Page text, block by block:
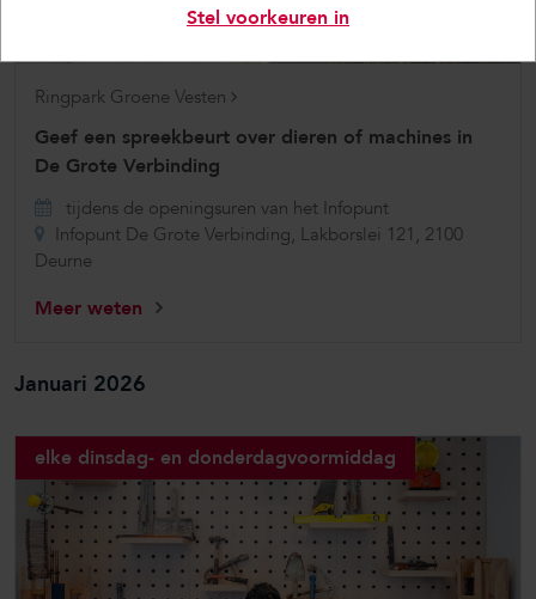
Ringpark Groene Vesten
Geef een spreekbeurt over dieren of machines in
De Grote Verbinding
tijdens de openingsuren van het Infopunt
Infopunt De Grote Verbinding, Lakborslei 121, 2100
Deurne
Meer weten
Januari 2026
elke dinsdag- en donderdagvoormiddag
Stel voorkeuren in